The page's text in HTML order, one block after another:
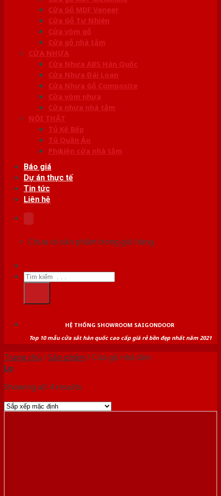
Cửa Gỗ MDF Veneer
Cửa Gỗ Tự Nhiên
Cửa vòm gỗ
Cửa gỗ nhà tắm
CỬA NHỰA
Cửa Nhựa ABS Hàn Quốc
Cửa Nhựa Đài Loan
Cửa Nhựa Gỗ Composite
Cửa vòm nhựa
Cửa nhựa nhà tắm
NỘI THẤT
Tủ Kệ Bếp
Tủ Quần Áo
Phụ kiện cửa nhà tắm
Báo giá
Dự án thực tế
Tin tức
Liên hệ
Chưa có sản phẩm trong giỏ hàng.
Tìm
kiếm:
HỆ THỐNG SHOWROOM SAIGONDOOR
Top 10 mẫu cửa sắt hàn quốc cao cấp giá rẻ bền đẹp nhất năm 2021
Trang chủ /Sản phẩm /Cửa gỗ nhà tắm
Lọc
Showing all 4 results